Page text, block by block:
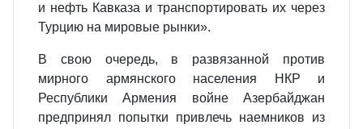
и нефть Кавказа и транспортировать их через
Турцию на мировые рынки».
В свою очередь, в развязанной против
мирного армянского населения НКР и
Республики Армения войне Азербайджан
предпринял попытки привлечь наемников из